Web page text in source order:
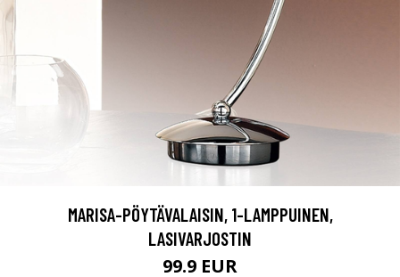
MARISA-PÖYTÄVALAISIN, 1-LAMPPUINEN,
LASIVARJOSTIN
99.9 EUR